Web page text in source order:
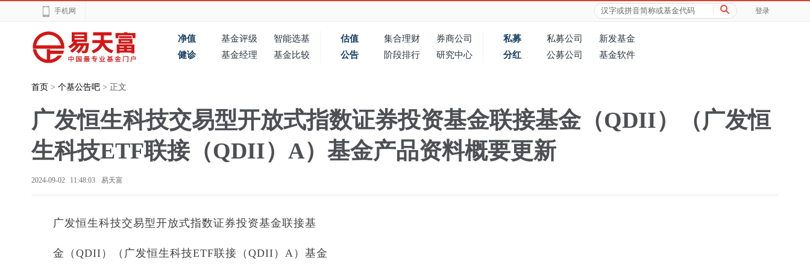
手机网 登录
净值 基金评级
智能选基
健诊
基金经理 基金比较
估值 集合理财
券商公司
公告
阶段排行 研究中心
私募 私募公司
新发基金
分红
公募公司 基金软件
首页 > 个基公告吧 > 正文
广发恒生科技交易型开放式指数证券投资基金联接基金（QDII）（广发恒
生科技ETF联接（QDII）A）基金产品资料概要更新
2024-09-02 11:48:03 易天富
广发恒生科技交易型开放式指数证券投资基金联接基
金（QDII）（广发恒生科技ETF联接（QDII）A）基金